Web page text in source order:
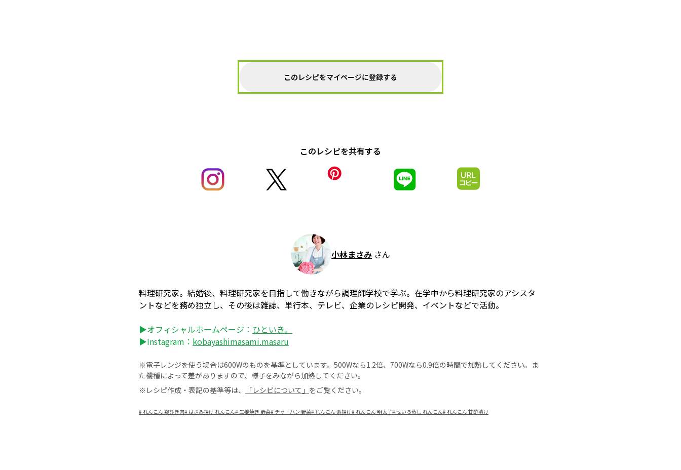
このレシピをマイページに登録する
このレシピを共有する
小林まさみ さん
料理研究家。結婚後、料理研究家を目指して働きながら調理師学校で学ぶ。在学中から料理研究家のアシスタ
ントなどを務め独立し、その後は雑誌、単行本、テレビ、企業のレシピ開発、イベントなどで活動。
▶オフィシャルホームページ： ひといき。
▶Instagram： kobayashimasami.masaru
※電子レンジを使う場合は600Wのものを基準としています。500Wなら1.2倍、700Wなら0.9倍の時間で加熱してください。ま
た機種によって差がありますので、様子をみながら加熱してください。
※レシピ作成・表記の基準等は、
「レシピについて」 をご覧ください。
#れんこん 鶏ひき肉# はさみ揚げ れんこん# 生姜焼き 野菜# チャーハン 野菜#れんこん 素揚げ#れんこん 明太子# せいろ蒸し れんこん#れんこん 甘酢漬け